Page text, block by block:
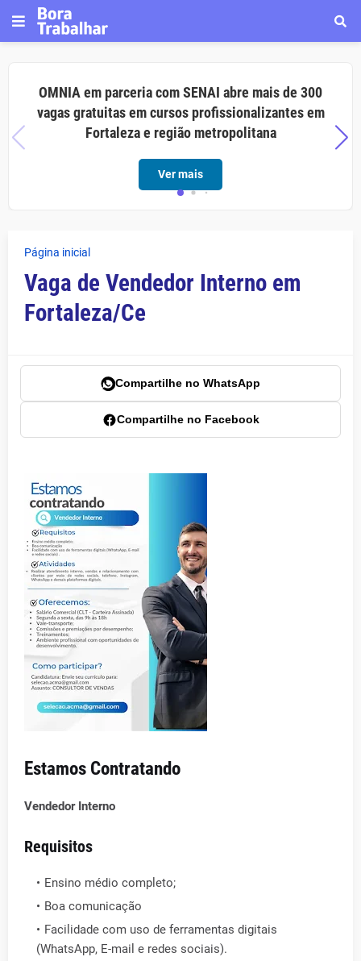
OMNIA em parceria com SENAI abre mais de 300
vagas gratuitas em cursos profissionalizantes em
Fortaleza e região metropolitana
Ver mais
Página inicial
Vaga de Vendedor Interno em
Fortaleza/Ce
Compartilhe no WhatsApp
Compartilhe no Facebook
Estamos Contratando
Vendedor Interno
Requisitos
Ensino médio completo;
Boa comunicação
Facilidade com uso de ferramentas digitais
(WhatsApp, E-mail e redes sociais).